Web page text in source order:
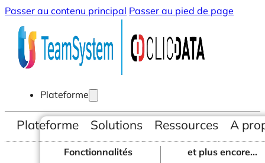
Passer au contenu principal Passer au pied de page
Plateforme
Fonctionnalités
et plus encore...
Plateforme Solutions Ressources A